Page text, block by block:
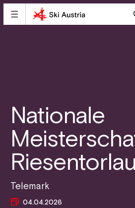
Nationale
Telemark
04.04.2026